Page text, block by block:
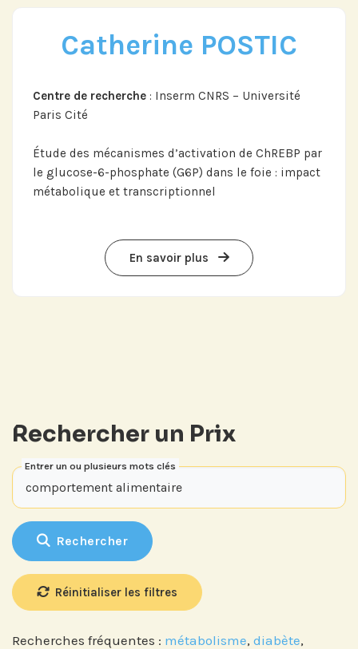
Catherine POSTIC
Centre de recherche : Inserm CNRS – Université
Paris Cité
Étude des mécanismes d’activation de ChREBP par
le glucose-6-phosphate (G6P) dans le foie : impact
métabolique et transcriptionnel
En savoir plus
Rechercher un Prix
Entrer un ou plusieurs mots clés
Rechercher
Réinitialiser les filtres
Recherches fréquentes : métabolisme, diabète,
Abonnez-vous à notre compte
LinkedIn pour suivre nos actualités,
l'Institut.
Abonnez-vous sur LinkedIn
Si vous préférez suivre notre actu par